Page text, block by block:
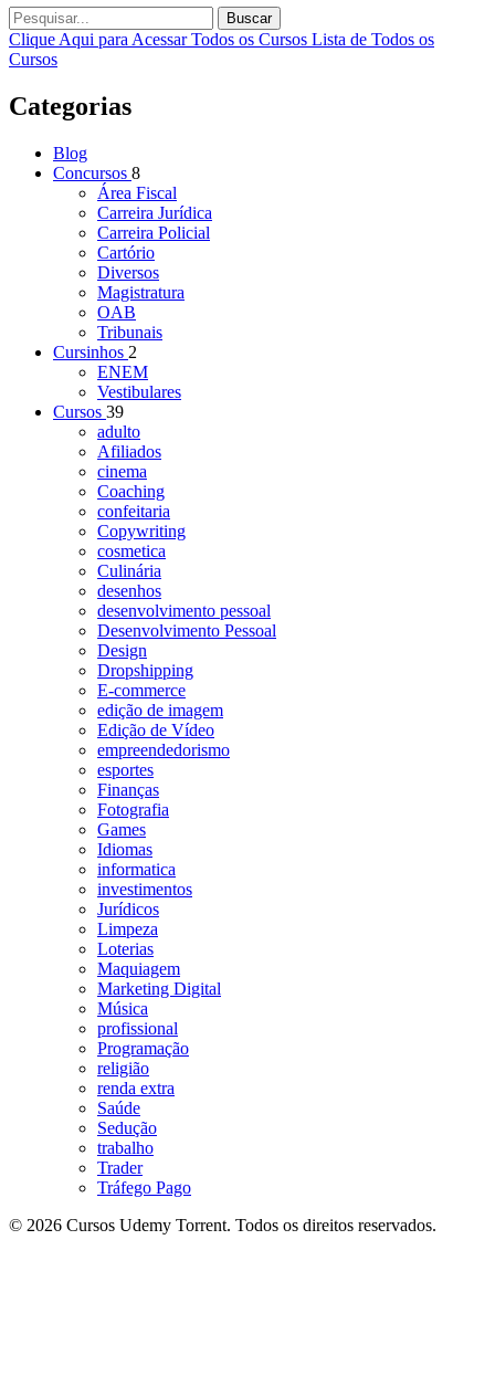
Buscar
Clique Aqui para Acessar Todos os Cursos Lista de Todos os
Cursos
Categorias
Blog
Concursos 8
Área Fiscal
Carreira Jurídica
Carreira Policial
Cartório
Diversos
Magistratura
OAB
Tribunais
Cursinhos 2
ENEM
Vestibulares
Cursos 39
adulto
Afiliados
cinema
Coaching
confeitaria
Copywriting
cosmetica
Culinária
desenhos
desenvolvimento pessoal
Desenvolvimento Pessoal
Design
Dropshipping
E-commerce
edição de imagem
Edição de Vídeo
empreendedorismo
esportes
Finanças
Fotografia
Games
Idiomas
informatica
investimentos
Jurídicos
Limpeza
Loterias
Maquiagem
Marketing Digital
Música
profissional
Programação
religião
renda extra
Saúde
Sedução
trabalho
Trader
Tráfego Pago
© 2026 Cursos Udemy Torrent. Todos os direitos reservados.